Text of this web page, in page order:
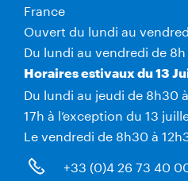
France
Ouvert du lundi au
Du lundi au vendredi de 8h
Horaires estivaux du 13
Du lundi au jeudi de 8h30
17h à l’exception du 13
Le vendredi de 8h30 à
+33 (0)4 26 73 40